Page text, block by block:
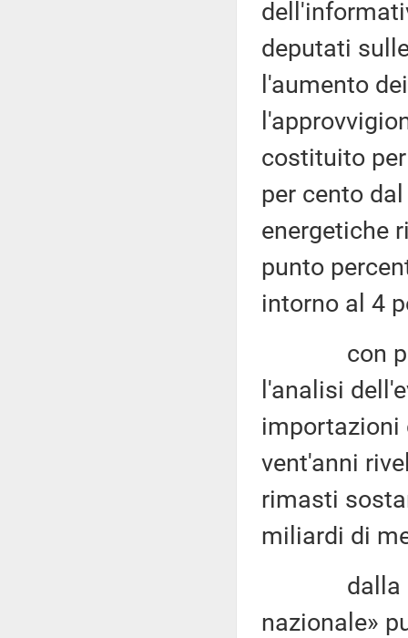
deputati
l'aumento
costituito
per cento
energetiche
punto
intorno al 4
con
l'analisi
importazioni
vent'anni
rimasti
miliardi di
dalla
nazionale»